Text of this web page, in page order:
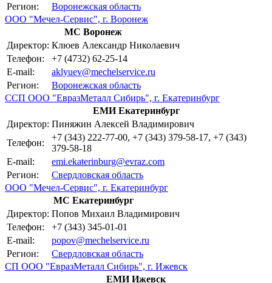
Регион:
Воронежская область
ООО "Мечел-Сервис", г. Воронеж
МС Воронеж
Директор: Клюев Александр Николаевич
Телефон:
+7 (4732) 62-25-14
E-mail:
aklyuev@mechelservice.ru
Регион:
Воронежская область
ССП ООО "ЕвразМеталл Сибирь", г. Екатеринбург
ЕМИ Екатеринбург
Директор: Пиняжин Алексей Владимирович
Телефон:
+7 (343) 222-77-00, +7 (343) 379-58-17, +7 (343)
379-58-18
E-mail:
emi.ekaterinburg@evraz.com
Регион:
Свердловская область
ООО "Мечел-Сервис", г. Екатеринбург
МС Екатеринбург
Директор: Попов Михаил Владимирович
Телефон:
+7 (343) 345-01-01
E-mail:
popov@mechelservice.ru
Регион:
Свердловская область
СП ООО "ЕвразМеталл Сибирь", г. Ижевск
ЕМИ Ижевск